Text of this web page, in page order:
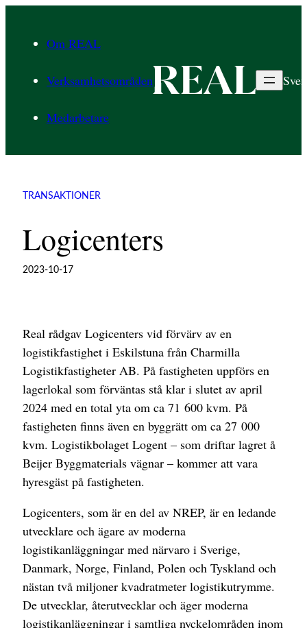
innehåll Om REAL
Verksamhetsområden
Medarbetare
TRANSAKTIONER
Logicenters
2023-10-17
Real rådgav Logicenters vid förvärv av en
logistikfastighet i Eskilstuna från Charmilla
Logistikfastigheter AB. På fastigheten uppförs en
lagerlokal som förväntas stå klar i slutet av april
2024 med en total yta om ca 71 600 kvm. På
fastigheten finns även en byggrätt om ca 27 000
kvm. Logistikbolaget Logent – som driftar lagret å
Beijer Byggmaterials vägnar – kommer att vara
hyresgäst på fastigheten.
Logicenters, som är en del av NREP, är en ledande
utvecklare och ägare av moderna
logistikanläggningar med närvaro i Sverige,
Danmark, Norge, Finland, Polen och Tyskland och
nästan två miljoner kvadratmeter logistikutrymme.
De utvecklar, återutvecklar och äger moderna
logistikanläggningar i samtliga nyckelområden inom